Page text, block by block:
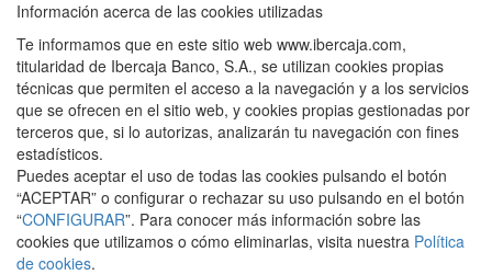
Información acerca de las cookies utilizadas
Te informamos que en este sitio web www.ibercaja.com,
titularidad de Ibercaja Banco, S.A., se utilizan cookies propias
técnicas que permiten el acceso a la navegación y a los servicios
que se ofrecen en el sitio web, y cookies propias gestionadas por
terceros que, si lo autorizas, analizarán tu navegación con fines
estadísticos.
Puedes aceptar el uso de todas las cookies pulsando el botón
“ACEPTAR” o configurar o rechazar su uso pulsando en el botón
“CONFIGURAR”. Para conocer más información sobre las
cookies que utilizamos o cómo eliminarlas, visita nuestra Política
de cookies.